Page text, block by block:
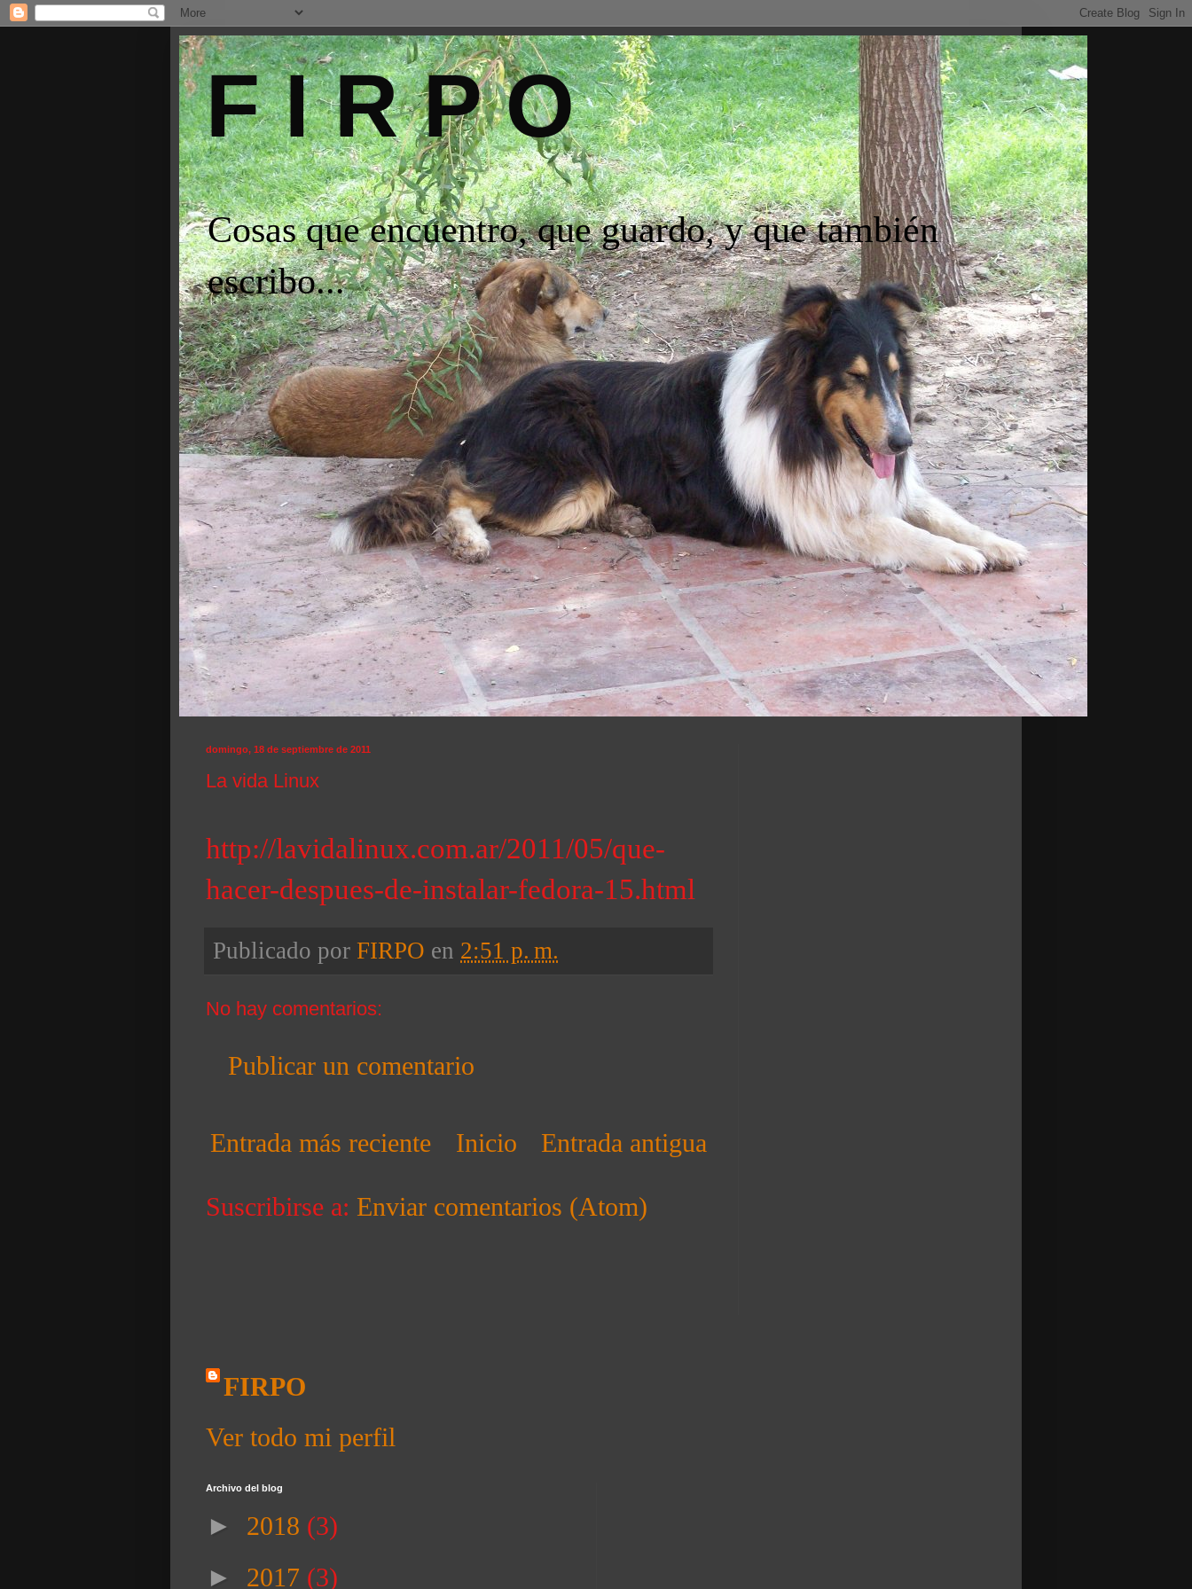
F I R P O
Cosas que encuentro, que guardo, y que también
escribo...
domingo, 18 de septiembre de 2011
La vida Linux
http://lavidalinux.com.ar/2011/05/que-
hacer-despues-de-instalar-fedora-15.html
Publicado por FIRPO en 2:51 p. m.
No hay comentarios:
Publicar un comentario
Entrada más reciente Entrada antigua
Inicio
Suscribirse a: Enviar comentarios (Atom)
FIRPO
Ver todo mi perfil
Archivo del blog
► 2018 (3)
► 2017 (3)